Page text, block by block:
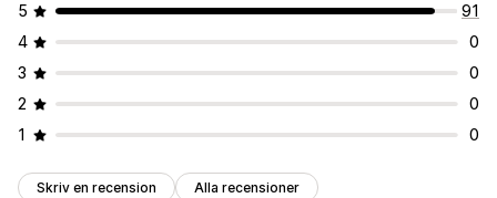
5
91
4
0
3
0
2
0
1
0
Skriv en recension Alla recensioner